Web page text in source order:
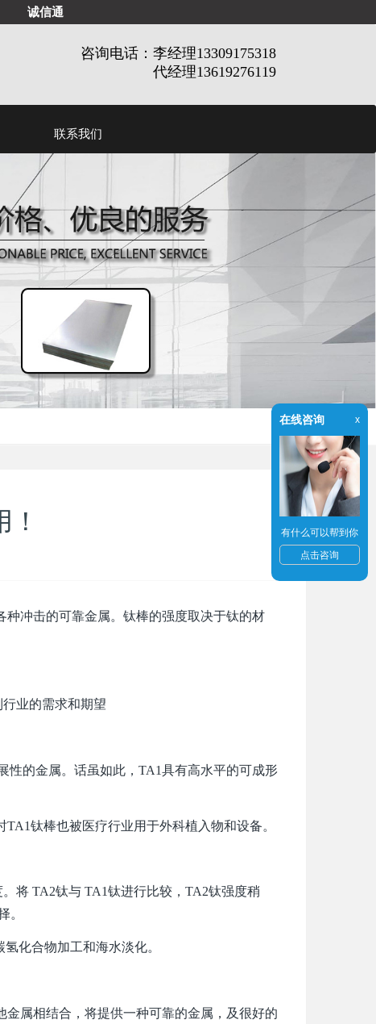
诚信通
咨询电话：李经理13309175318
代经理13619276119
联系我们
冲击的可靠金属。钛棒的强度取决于钛的材
业的需求和期望
的金属。话虽如此，TA1具有高水平的可成形
钛棒也被医疗行业用于外科植入物和设备。
将 TA2钛与 TA1钛进行比较，TA2钛强度稍
。
化合物加工和海水淡化。
属相结合，将提供一种可靠的金属，及很好的
在线咨询 x
有什么可以帮到你
点击咨询